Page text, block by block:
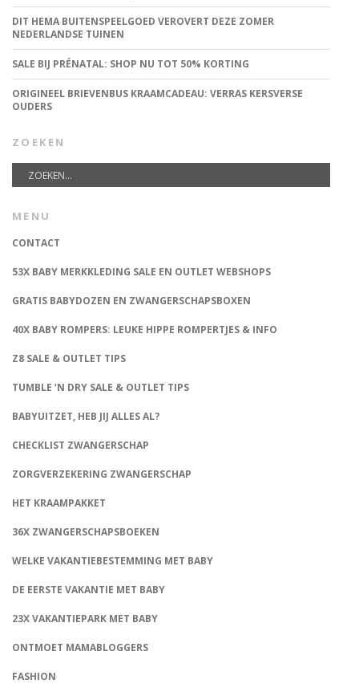
DIT HEMA BUITENSPEELGOED VEROVERT DEZE ZOMER
NEDERLANDSE TUINEN
SALE BIJ PRÉNATAL: SHOP NU TOT 50% KORTING
ORIGINEEL BRIEVENBUS KRAAMCADEAU: VERRAS KERSVERSE
OUDERS
ZOEKEN
MENU
CONTACT
53X BABY MERKKLEDING SALE EN OUTLET WEBSHOPS
GRATIS BABYDOZEN EN ZWANGERSCHAPSBOXEN
40X BABY ROMPERS: LEUKE HIPPE ROMPERTJES & INFO
Z8 SALE & OUTLET TIPS
TUMBLE ‘N DRY SALE & OUTLET TIPS
BABYUITZET, HEB JIJ ALLES AL?
CHECKLIST ZWANGERSCHAP
ZORGVERZEKERING ZWANGERSCHAP
HET KRAAMPAKKET
36X ZWANGERSCHAPSBOEKEN
WELKE VAKANTIEBESTEMMING MET BABY
DE EERSTE VAKANTIE MET BABY
23X VAKANTIEPARK MET BABY
ONTMOET MAMABLOGGERS
FASHION